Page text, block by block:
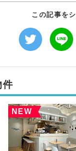
この記事を
件
NEW